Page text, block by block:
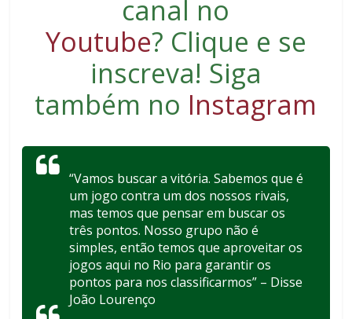
canal no
Youtube? Clique e se
inscreva! Siga
também no Instagram
“Vamos buscar a vitória. Sabemos que é
um jogo contra um dos nossos rivais,
mas temos que pensar em buscar os
três pontos. Nosso grupo não é
simples, então temos que aproveitar os
jogos aqui no Rio para garantir os
pontos para nos classificarmos” – Disse
João Lourenço